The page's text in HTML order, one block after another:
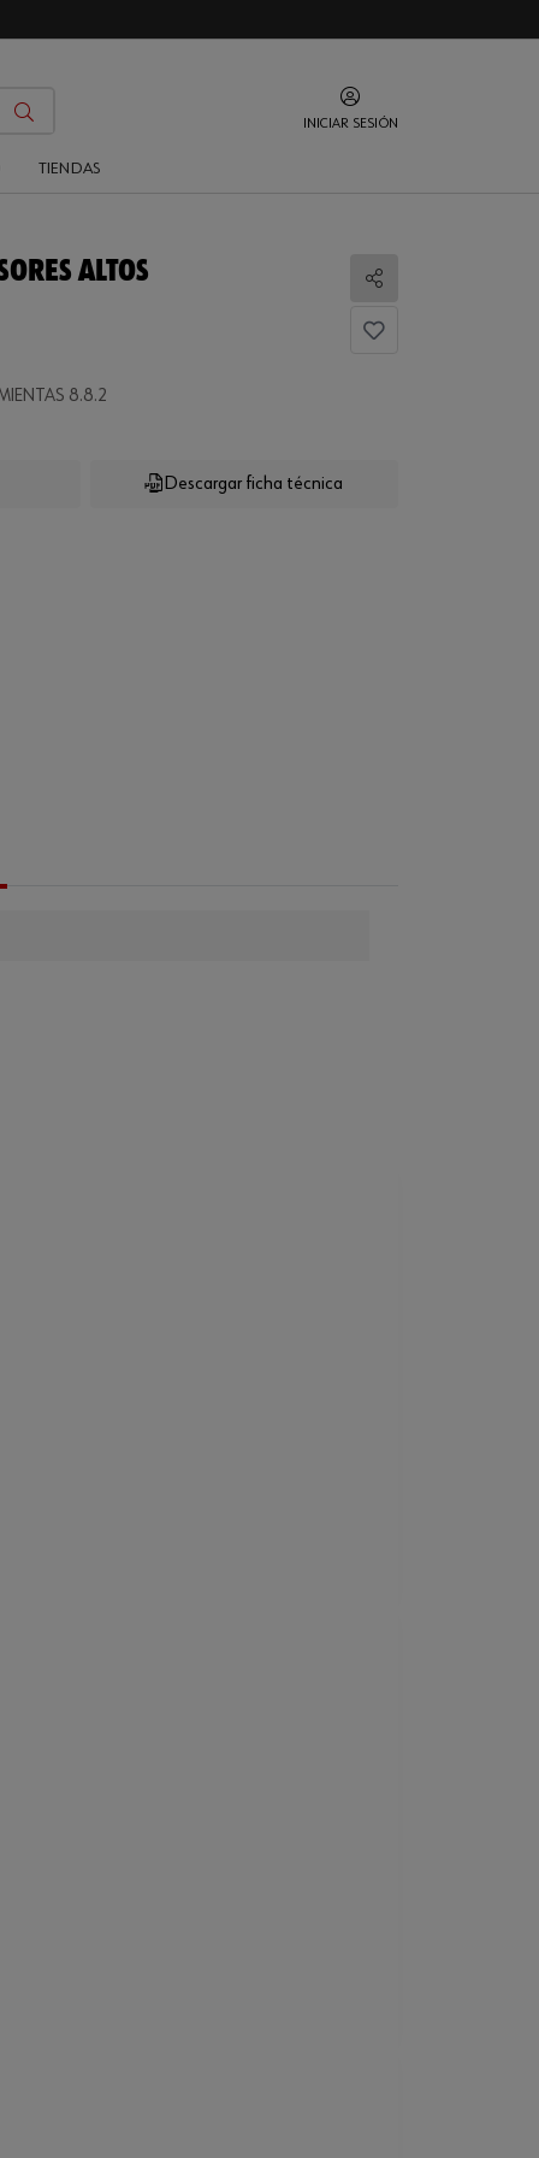
INICIAR SESIÓN
TIENDAS
ALTOS
Compartir
8.8.2
Descargar ficha técnica